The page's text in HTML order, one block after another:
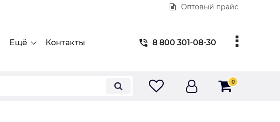
Оптовый прайс
Ещё Контакты 8 800 301-08-30
0